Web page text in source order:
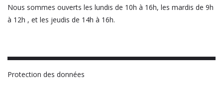
Nous sommes ouverts les lundis de 10h à 16h, les mardis de 9h
à 12h , et les jeudis de 14h à 16h.
Protection des données